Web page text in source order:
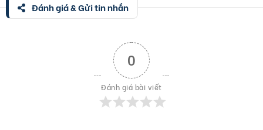
Đánh giá & Gửi tin nhắn
0
Đánh giá bài viết